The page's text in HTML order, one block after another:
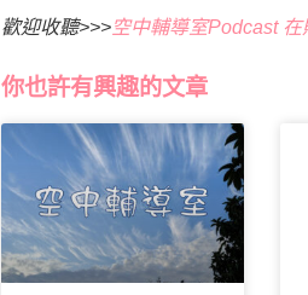
歡迎收聽>>>空中輔導室Podcast
你也許有興趣的文章